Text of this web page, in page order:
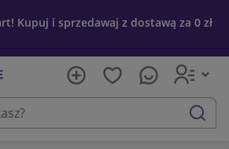
Kupuj i sprzedawaj z dostawą za 0 zł
szukaj